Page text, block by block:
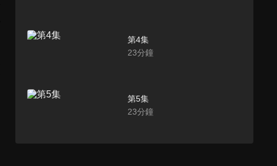
第4集
23分鐘
第5集
23分鐘